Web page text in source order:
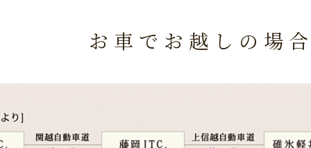
お車でお越しの場合